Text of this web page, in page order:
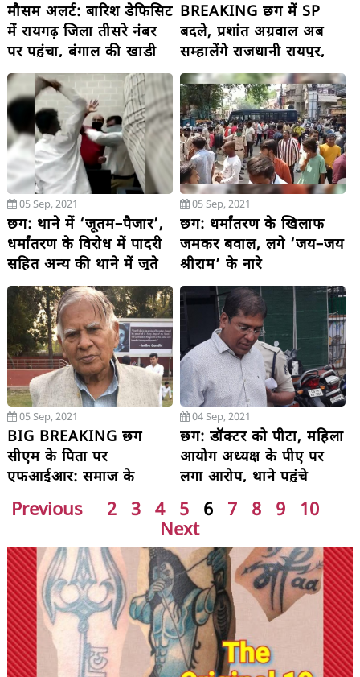
मौसम अलर्ट: बारिश डेफिसिट
में रायगढ़ जिला तीसरे नंबर
पर पहुंचा, बंगाल की खाड़ी
पर साइक्लोनिक सर्कुलेशन से
बारिश के आसार
BREAKING छग में SP
बदले, प्रशांत अग्रवाल अब
सम्हालेंगे राजधानी रायपुर,
अजय यादव पीएचक्यू भेजे
गए.... धर्मांतरण के बवाल ने
बदल दिया रायपुर एसपी?
एसएसपी ने पहले थानेदार को
हटाया, फिर देर रात सरकार
ने एसएसपी को हटाया....
05 Sep, 2021
छग: थाने में ‘जूतम–पैजार’,
धर्मांतरण के विरोध में पादरी
सहित अन्य की थाने में जूते
से पिटाई, टीआई लाइन अटैच
05 Sep, 2021
छग: धर्मांतरण के खिलाफ
जमकर बवाल, लगे ‘जय–जय
श्रीराम’ के नारे
05 Sep, 2021
BIG BREAKING छग
सीएम के पिता पर
एफआईआर: समाज के
टिप्पणी
04 Sep, 2021
छग: डॉक्टर को पीटा, महिला
आयोग अध्यक्ष के पीए पर
लगा आरोप, थाने पहुंचे
Previous 2 3 4 5 6 7 8 9
10
Next